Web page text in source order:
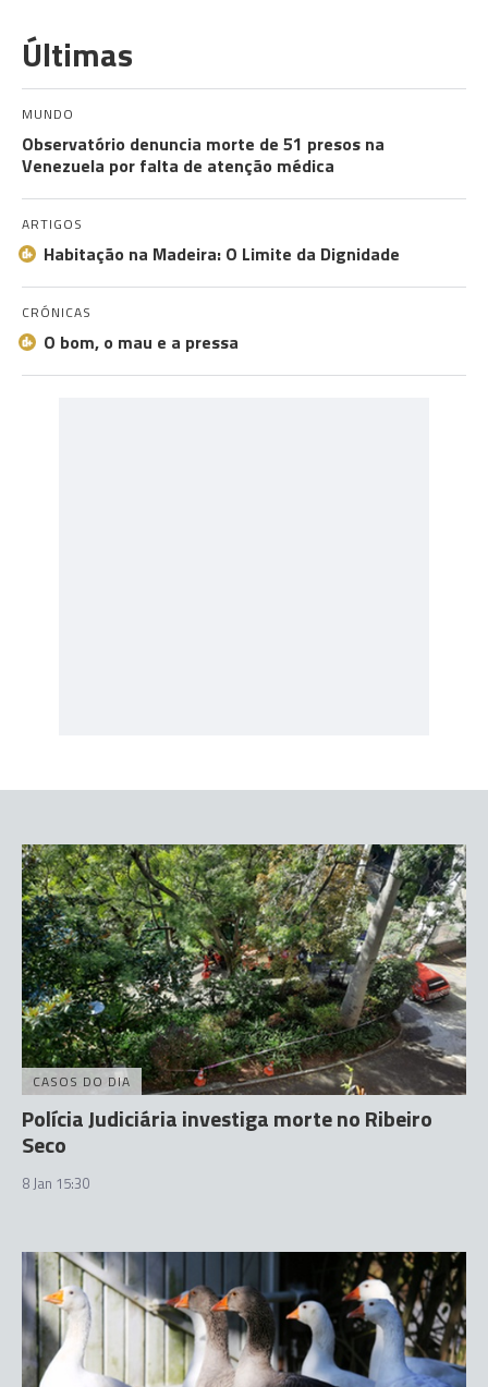
Últimas
MUNDO
Observatório denuncia morte de 51 presos na
Venezuela por falta de atenção médica
ARTIGOS
Habitação na Madeira: O Limite da Dignidade
CRÓNICAS
O bom, o mau e a pressa
CASOS DO DIA
Polícia Judiciária investiga morte no Ribeiro
Seco
8 Jan 15:30